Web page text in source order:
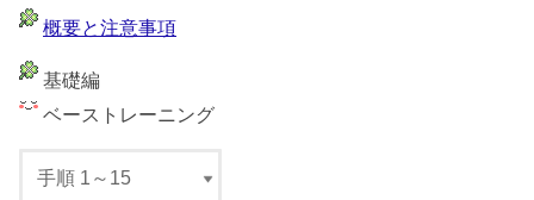
概要と注意事項
基礎編
ベーストレーニング